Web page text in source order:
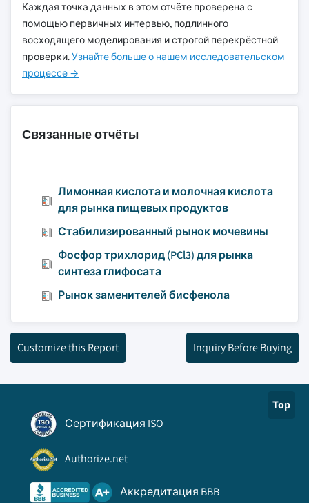
Каждая точка данных в этом отчёте проверена с
помощью первичных интервью, подлинного
восходящего моделирования и строгой перекрёстной
проверки.Узнайте больше о нашем исследовательском
процессе →
Связанные отчёты
Лимонная кислота и молочная кислота
для рынка пищевых продуктов
Стабилизированный рынок мочевины
Фосфор трихлорид (PCl3) для рынка
синтеза глифосата
Рынок заменителей бисфенола
Customize this Report Inquiry Before Buying
Top
Сертификация ISO
Authorize.net
Аккредитация BBB